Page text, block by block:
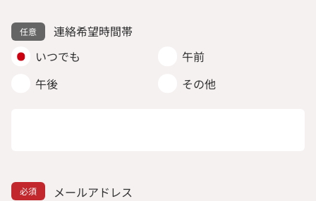
連絡希望時間帯
いつでも
午前
午後
その他
メールアドレス